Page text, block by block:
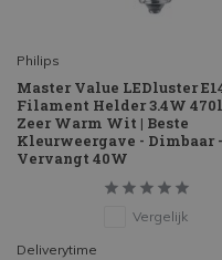
Philips
Master Value LEDluster
Filament Helder 3.4W
Zeer Warm Wit | Beste
Kleurweergave - Dimbaar -
Vervangt 40W
Vergelijk
Deliverytime